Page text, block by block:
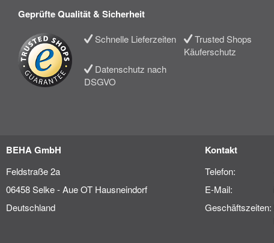
Geprüfte Qualität & Sicherheit
Schnelle Lieferzeiten
Trusted Shops
Käuferschutz
Datenschutz nach
DSGVO
BEHA GmbH
Feldstraße 2a
06458 Selke - Aue OT Hausneindorf
Deutschland
Kontakt
Telefon:
E-Mail:
Geschäftszeiten: